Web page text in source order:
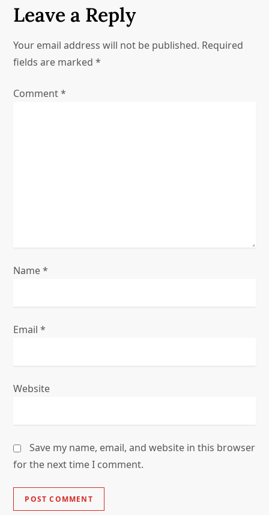
a
v
i
g
Leave a Reply
Your email address will not be published. Required
fields are marked*
Comment*
Name*
Email*
Website
Save my name, email, and website in this browser
for the next time I comment.